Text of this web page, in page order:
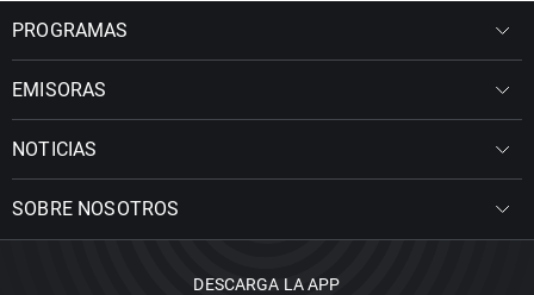
PROGRAMAS
EMISORAS
NOTICIAS
SOBRE NOSOTROS
DESCARGA LA APP